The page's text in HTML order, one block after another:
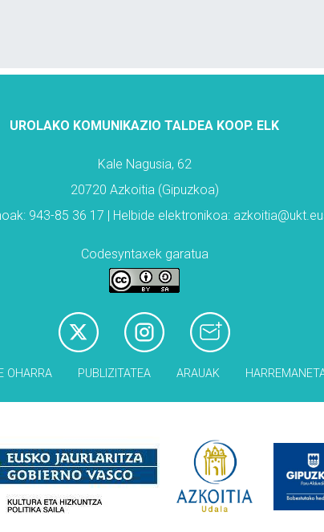
UROLAKO KOMUNIKAZIO TALDEA KOOP. ELK
Kale Nagusia, 62
20720 Azkoitia (Gipuzkoa)
943-85 36 17 | Helbide elektronikoa:
Codesyntaxek garatua
OHARRA PUBLIZITATEA ARAUAK